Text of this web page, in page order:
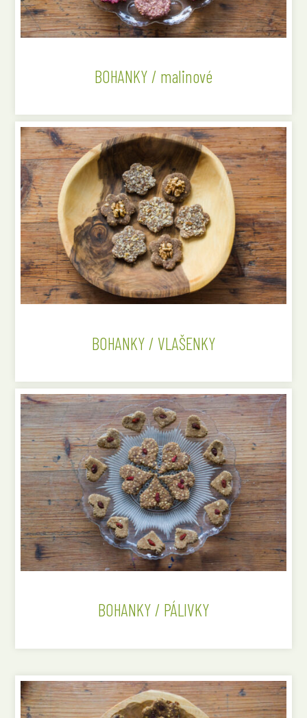
BOHANKY / malinové
BOHANKY / VLAŠENKY
BOHANKY / PÁLIVKY